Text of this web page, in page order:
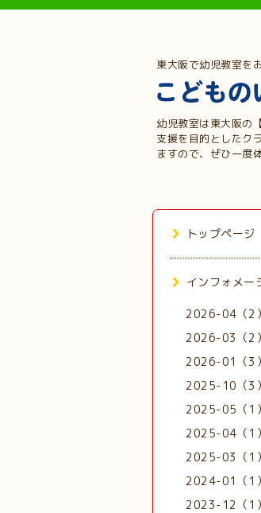
東大阪で幼児教室を
幼児教室は東大阪の
支援を目的としたク
ますので、ぜひ一度
トップページ
インフォメー
2026-04（2）
2026-03（2）
2026-01（3）
2025-10（3）
2025-05（1）
2025-04（1）
2025-03（1）
2024-01（1）
2023-12（1）